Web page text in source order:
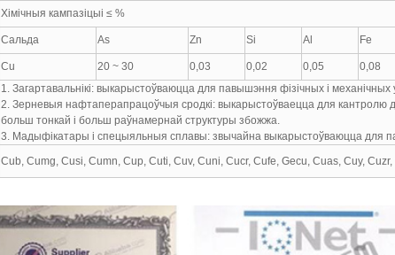
Хімічныя кампазіцыі ≤ %
Сальда As Zn Si Al Fe
Cu 20 ~ 30 0,03 0,02 0,05 0,08
1. Загартавальнікі: выкарыстоўваюцца для павышэння фізічных і
2. Зерневыя нафтаперапрацоўчыя сродкі: выкарыстоўваецца для кантролю
больш тонкай і больш раўнамернай структуры збожжа.
3. Мадыфікатары і спецыяльныя сплавы: звычайна выкарыстоўваюцца для
Cub, Cumg, Cusi, Cumn, Cup, Cuti, Cuv, Cuni, Cucr, Cufe, Gecu, Cuas, Cuy,